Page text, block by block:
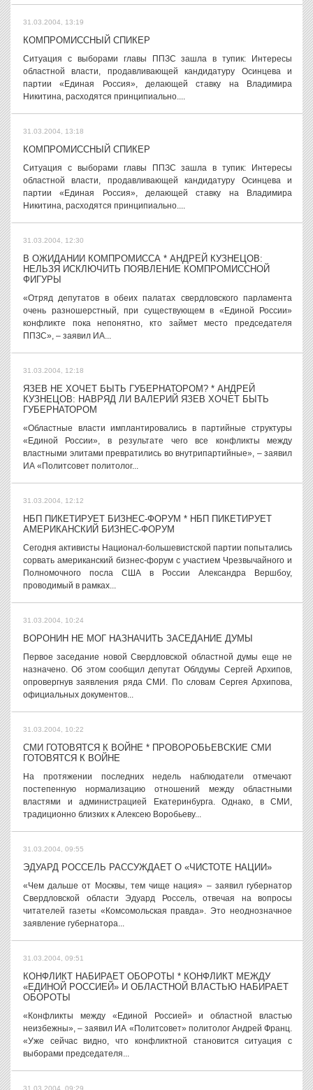
31.03.2004, 13:19
КОМПРОМИССНЫЙ СПИКЕР
Ситуация с выборами главы ППЗС зашла в тупик: Интересы
областной власти, продавливающей кандидатуру Осинцева и
партии «Единая Россия», делающей ставку на Владимира
Никитина, расходятся принципиально....
31.03.2004, 13:18
КОМПРОМИССНЫЙ СПИКЕР
Ситуация с выборами главы ППЗС зашла в тупик: Интересы
областной власти, продавливающей кандидатуру Осинцева и
партии «Единая Россия», делающей ставку на Владимира
Никитина, расходятся принципиально....
31.03.2004, 12:30
В ОЖИДАНИИ КОМПРОМИССА * АНДРЕЙ КУЗНЕЦОВ:
НЕЛЬЗЯ ИСКЛЮЧИТЬ ПОЯВЛЕНИЕ КОМПРОМИССНОЙ
ФИГУРЫ
«Отряд депутатов в обеих палатах свердловского парламента
очень разношерстный, при существующем в «Единой России»
конфликте пока непонятно, кто займет место председателя
ППЗС», – заявил ИА...
31.03.2004, 12:18
ЯЗЕВ НЕ ХОЧЕТ БЫТЬ ГУБЕРНАТОРОМ? * АНДРЕЙ
КУЗНЕЦОВ: НАВРЯД ЛИ ВАЛЕРИЙ ЯЗЕВ ХОЧЕТ БЫТЬ
ГУБЕРНАТОРОМ
«Областные власти имплантировались в партийные структуры
«Единой России», в результате чего все конфликты между
властными элитами превратились во внутрипартийные», – заявил
ИА «Политсовет политолог...
31.03.2004, 12:12
НБП ПИКЕТИРУЕТ БИЗНЕС-ФОРУМ * НБП ПИКЕТИРУЕТ
АМЕРИКАНСКИЙ БИЗНЕС-ФОРУМ
Сегодня активисты Национал-большевистской партии попытались
сорвать американский бизнес-форум с участием Чрезвычайного и
Полномочного посла США в России Александра Вершбоу,
проводимый в рамках...
31.03.2004, 10:24
ВОРОНИН НЕ МОГ НАЗНАЧИТЬ ЗАСЕДАНИЕ ДУМЫ
Первое заседание новой Свердловской областной думы еще не
назначено. Об этом сообщил депутат Облдумы Сергей Архипов,
опровергнув заявления ряда СМИ. По словам Сергея Архипова,
официальных документов...
31.03.2004, 10:22
СМИ ГОТОВЯТСЯ К ВОЙНЕ * ПРОВОРОБЬЕВСКИЕ СМИ
ГОТОВЯТСЯ К ВОЙНЕ
На протяжении последних недель наблюдатели отмечают
постепенную нормализацию отношений между областными
властями и администрацией Екатеринбурга. Однако, в СМИ,
традиционно близких к Алексею Воробьеву...
31.03.2004, 09:55
ЭДУАРД РОССЕЛЬ РАССУЖДАЕТ О «ЧИСТОТЕ НАЦИИ»
«Чем дальше от Москвы, тем чище нация» – заявил губернатор
Свердловской области Эдуард Россель, отвечая на вопросы
читателей газеты «Комсомольская правда». Это неоднозначное
заявление губернатора...
31.03.2004, 09:51
КОНФЛИКТ НАБИРАЕТ ОБОРОТЫ * КОНФЛИКТ МЕЖДУ
«ЕДИНОЙ РОССИЕЙ» И ОБЛАСТНОЙ ВЛАСТЬЮ НАБИРАЕТ
ОБОРОТЫ
«Конфликты между «Единой Россией» и областной властью
неизбежны», – заявил ИА «Политсовет» политолог Андрей Франц.
«Уже сейчас видно, что конфликтной становится ситуация с
выборами председателя...
31.03.2004, 09:29